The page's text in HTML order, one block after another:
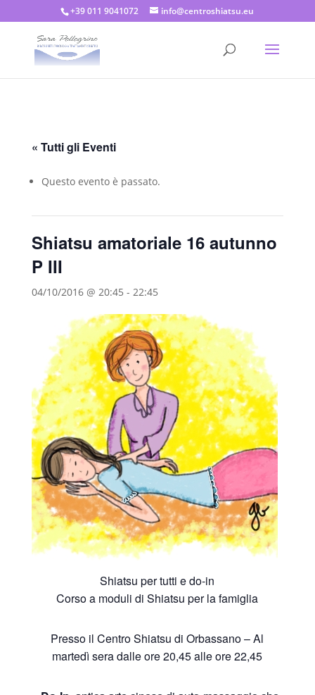
+39 011 9041072 info@centroshiatsu.eu
« Tutti gli Eventi
Questo evento è passato.
Shiatsu amatoriale 16 autunno
P III
04/10/2016 @ 20:45 - 22:45
Shiatsu per tutti e do-in
Corso a moduli di Shiatsu per la famiglia
Presso il Centro Shiatsu di Orbassano – Al
martedì sera dalle ore 20,45 alle ore 22,45